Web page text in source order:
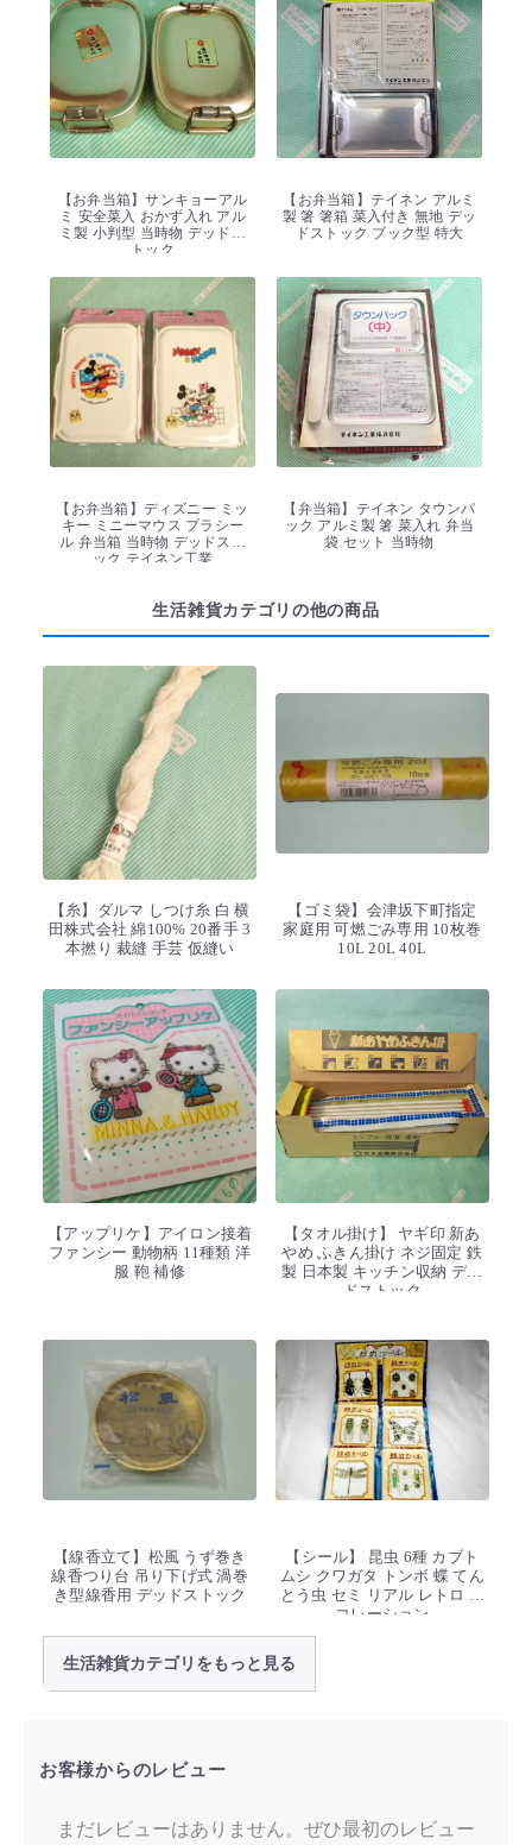
【お弁当箱】サンキョーアル
ミ 安全菜入 おかず入れ アル
ミ製 小判型 当時物 デッドス
トック
【お弁当箱】テイネン アルミ
製 箸 箸箱 菜入付き 無地 デッ
ドストック ブック型 特大
【お弁当箱】ディズニー ミッ
キー ミニーマウス プラシー
ル 弁当箱 当時物 デッドスト
ック テイネン工業
【弁当箱】テイネン タウンパ
ック アルミ製 箸 菜入れ 弁当
袋 セット 当時物
生活雑貨カテゴリの他の商品
【糸】ダルマ しつけ糸 白 横
田株式会社 綿100% 20番手 3
本撚り 裁縫 手芸 仮縫い
【ゴミ袋】会津坂下町指定
家庭用 可燃ごみ専用 10枚巻
10L 20L 40L
【アップリケ】アイロン接着
ファンシー 動物柄 11種類 洋
服 鞄 補修
【タオル掛け】 ヤギ印 新あ
やめ ふきん掛け ネジ固定 鉄
製 日本製 キッチン収納 デッ
ドストック
【線香立て】松風 うず巻き
線香つり台 吊り下げ式 渦巻
き型線香用 デッドストック
【シール】 昆虫 6種 カブト
ムシ クワガタ トンボ 蝶 てん
とう虫 セミ リアル レトロ デ
コレーション
生活雑貨カテゴリをもっと見る
お客様からのレビュー
まだレビューはありません。ぜひ最初のレビュー